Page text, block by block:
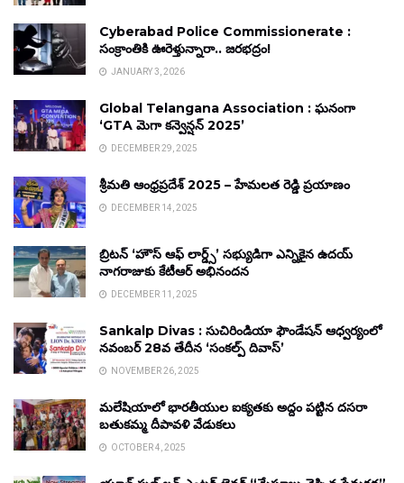
Cyberabad Police Commissionerate :
సంక్రాంతికి ఊరెళ్తున్నారా.. జరభద్రం!
JANUARY 3, 2026
Global Telangana Association : ఘనంగా
‘GTA మెగా కన్వెన్షన్ 2025’
DECEMBER 29, 2025
శ్రీమతి ఆంధ్రప్రదేశ్ 2025 – హేమలత రెడ్డి ప్రయాణం
DECEMBER 14, 2025
బ్రిటన్ ‘హౌస్ ఆఫ్ లార్డ్స్’ సభ్యుడిగా ఎన్నికైన ఉదయ్
నాగరాజుకు కేటీఆర్ అభినందన
DECEMBER 11, 2025
Sankalp Divas : సుచిరిండియా ఫౌండేషన్ ఆధ్వర్యంలో
నవంబర్ 28వ తేదీన ‘సంకల్ప్ దివాస్’
NOVEMBER 26, 2025
మలేషియాలో భారతీయుల ఐక్యతకు అద్దం పట్టిన దసరా
బతుకమ్మ దీపావళి వేడుకలు
OCTOBER 4, 2025